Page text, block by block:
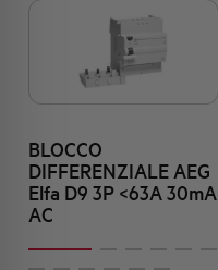
BLOCCO
DIFFERENZIALE AEG
Elfa D9 3P <63A 30mA
AC